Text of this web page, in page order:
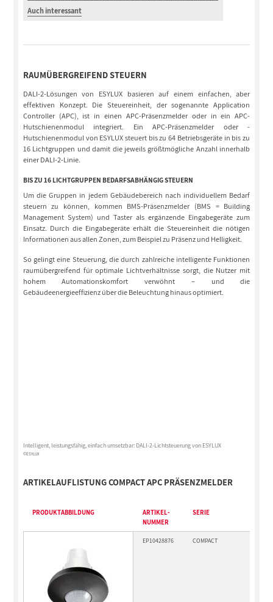
Auch interessant
RAUMÜBERGREIFEND STEUERN
DALI-2-Lösungen von ESYLUX basieren auf einem einfachen, aber
effektiven Konzept. Die Steuereinheit, der sogenannte Application
Controller (APC), ist in einen APC-Präsenzmelder oder in ein APC-
Hutschienenmodul integriert. Ein APC-Präsenzmelder oder -
Hutschienenmodul von ESYLUX steuert bis zu 64 Betriebsgeräte in bis zu
16 Lichtgruppen und damit die jeweils größtmögliche Anzahl innerhalb
einer DALI-2-Linie.
BIS ZU 16 LICHTGRUPPEN BEDARFSABHÄNGIG STEUERN
Um die Gruppen in jedem Gebäudebereich nach individuellem Bedarf
steuern zu können, kommen BMS-Präsenzmelder (BMS = Building
Management System) und Taster als ergänzende Eingabegeräte zum
Einsatz. Durch die Eingabegeräte erhält die Steuereinheit die nötigen
Informationen aus allen Zonen, zum Beispiel zu Präsenz und Helligkeit.
So gelingt eine Steuerung, die durch zahlreiche intelligente Funktionen
raumübergreifend für optimale Lichtverhältnisse sorgt, die Nutzer mit
hohem Automationskomfort verwöhnt – und die
Gebäudeenergieeffizienz über die Beleuchtung hinaus optimiert.
Intelligent, leistungsfähig, einfach umsetzbar: DALI-2-Lichtsteuerung von ESYLUX
©ESYLUX
ARTIKELAUFLISTUNG COMPACT APC PRÄSENZMELDER
PRODUKTABBILDUNG
ARTIKEL-
NUMMER
SERIE
EP10428876 COMPACT